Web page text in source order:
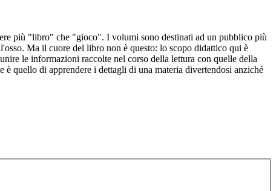
più "libro" che "gioco". I volumi sono destinati ad un pubblico più
Ma il cuore del libro non è questo: lo scopo didattico qui è
le informazioni raccolte nel corso della lettura con quelle della
quello di apprendere i dettagli di una materia divertendosi anziché